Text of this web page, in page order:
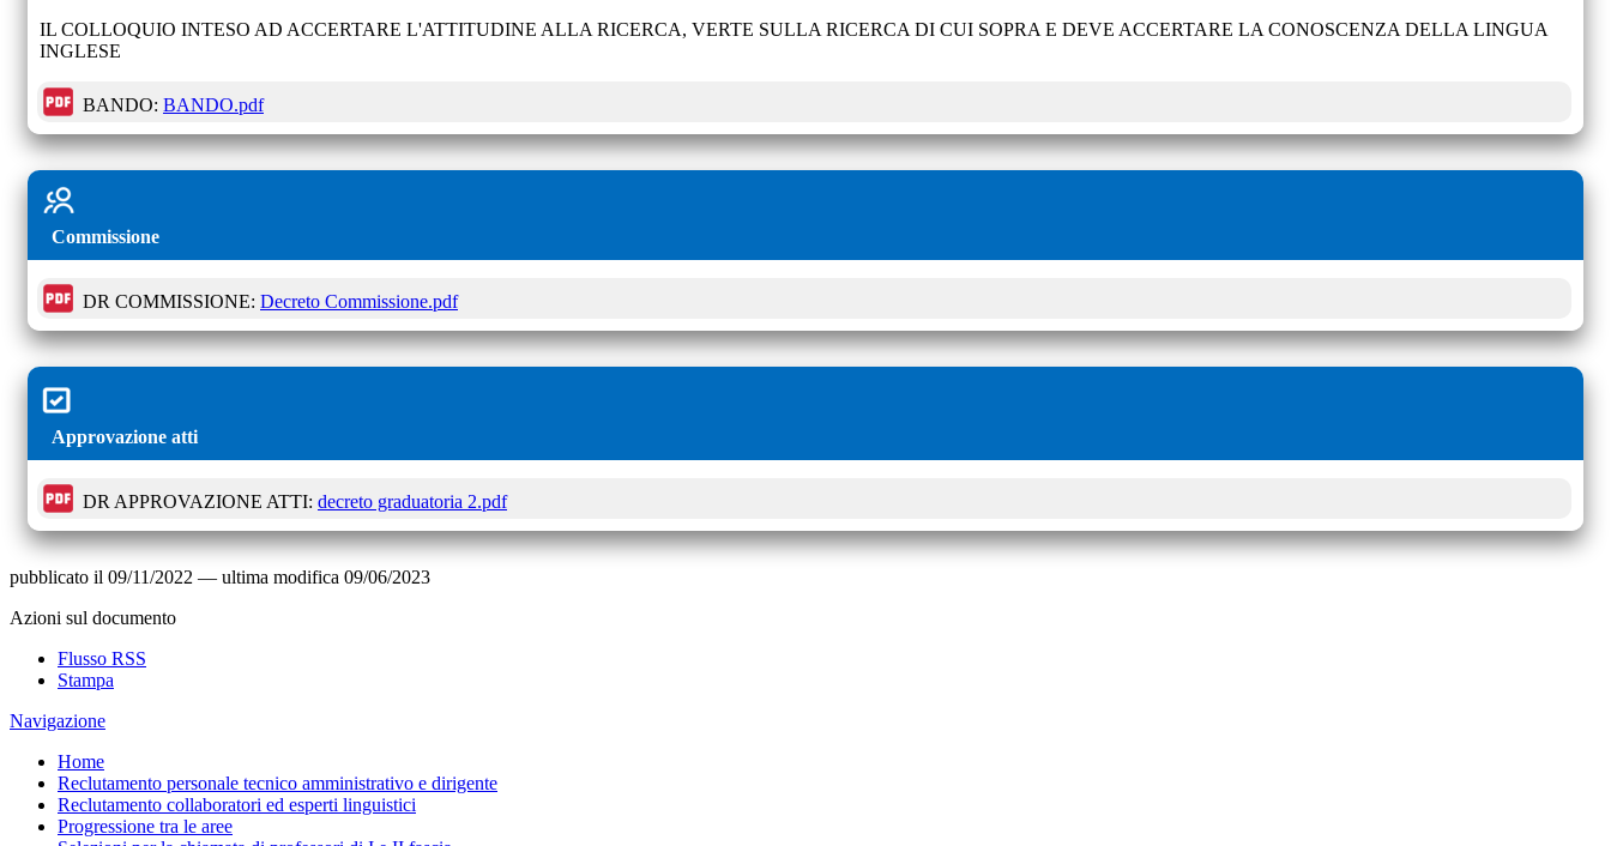
IL COLLOQUIO INTESO AD ACCERTARE L'ATTITUDINE ALLA RICERCA, VERTE SULLA RICERCA DI CUI SOPRA E DEVE ACCERTARE LA CONOSCENZA DELLA LINGUA
INGLESE
BANDO: BANDO.pdf
Commissione
DR COMMISSIONE: Decreto Commissione.pdf
Approvazione atti
DR APPROVAZIONE ATTI: decreto graduatoria 2.pdf
pubblicato il 09/11/2022 — ultima modifica 09/06/2023
Azioni sul documento
Flusso RSS
Stampa
Navigazione
Home
Reclutamento personale tecnico amministrativo e dirigente
Reclutamento collaboratori ed esperti linguistici
Progressione tra le aree